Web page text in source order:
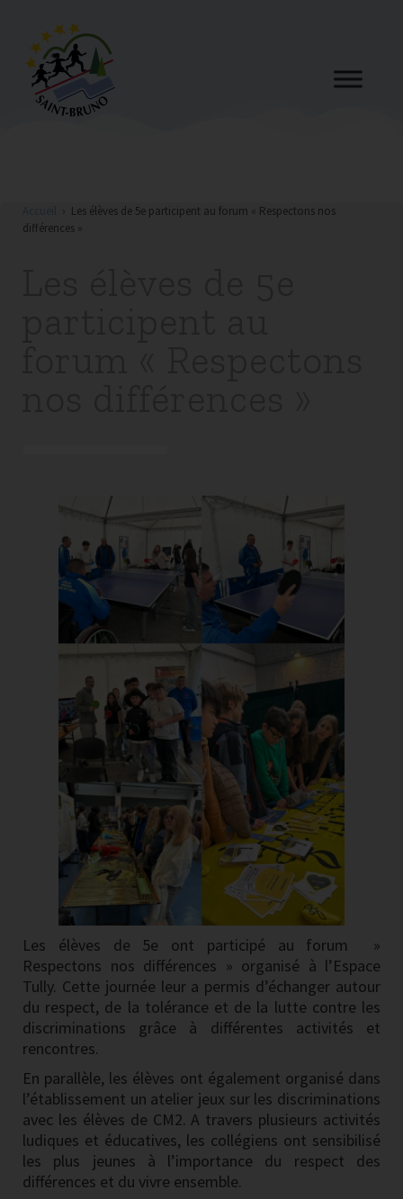
› Les élèves de 5e participent au forum « Respectons nos
différences »
Les élèves de 5e ont participé au forum »
Respectons nos différences » organisé à l’Espace
Tully. Cette journée leur a permis d’échanger autour
du respect, de la tolérance et de la lutte contre les
discriminations grâce à différentes activités et
rencontres.
En parallèle, les élèves ont également organisé dans
l’établissement un atelier jeux sur les discriminations
avec les élèves de CM2. A travers plusieurs activités
ludiques et éducatives, les collégiens ont sensibilisé
les plus jeunes à l’importance du respect des
différences et du vivre ensemble.